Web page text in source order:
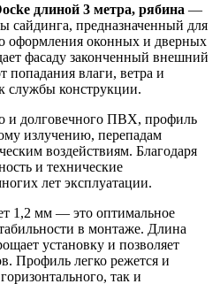
длиной 3 метра, рябина —
сайдинга, предназначенный для
оформления оконных и дверных
фасаду законченный внешний
попадания влаги, ветра и
службы конструкции.
и долговечного ПВХ, профиль
излучению, перепадам
воздействиям. Благодаря
и технические
лет эксплуатации.
1,2 мм — это оптимальное
в монтаже. Длина
установку и позволяет
Профиль легко режется и
так и